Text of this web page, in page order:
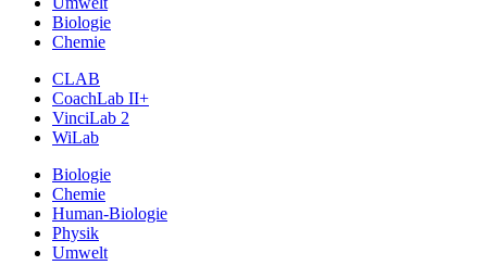
Biologie
Chemie
CLAB
CoachLab II+
VinciLab 2
WiLab
Biologie
Chemie
Human-Biologie
Physik
Umwelt